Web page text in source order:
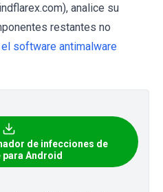
analice su
restantes no
el software antimalware
de infecciones de
para Android